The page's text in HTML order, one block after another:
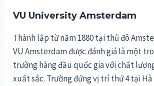
VU University Amsterdam
Thành lập từ năm 1880 tại thủ đô
VU Amsterdam được đánh giá là một
trường hàng đầu quốc gia với chất
xuất sắc. Trường đứng vị trí thứ 4 tại Hà